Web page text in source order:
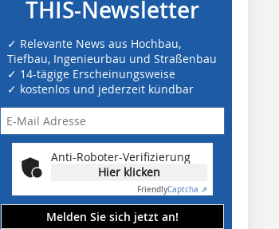
THIS-Newsletter
✓ Relevante News aus Hochbau,
Tiefbau, Ingenieurbau und Straßenbau
✓ 14-tägige Erscheinungsweise
✓ kostenlos und jederzeit kündbar
Anti-Roboter-Verifizierung
Hier klicken
FriendlyCaptcha ⇗
Melden Sie sich jetzt an!